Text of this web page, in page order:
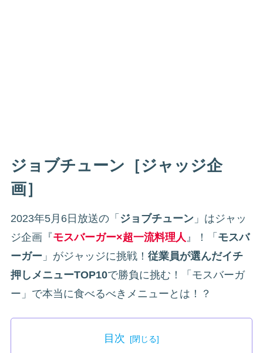
ジョブチューン［ジャッジ企
画］
2023年5月6日放送の「 ジョブチューン 」はジャッ
ジ企画『モスバーガー×超一流料理人 』！「 モスバ
ーガー 」がジャッジに挑戦！ 従業員が選んだイチ
押しメニューTOP10で勝負に挑む！「モスバーガ
ー」で本当に食べるべきメニューとは！？
目次